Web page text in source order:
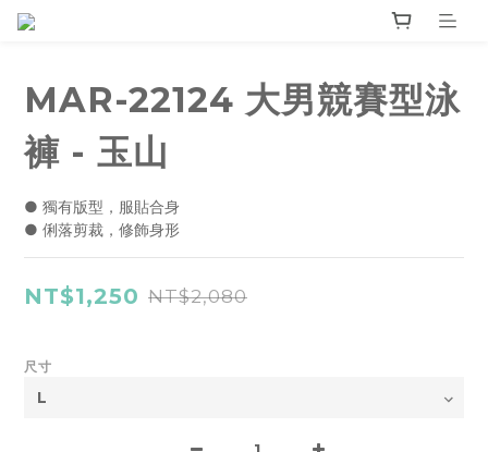
MAR-22124 大男競賽型泳
褲 - 玉山
● 獨有版型，服貼合身
● 俐落剪裁，修飾身形
NT$1,250 NT$2,080
尺寸